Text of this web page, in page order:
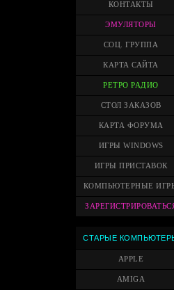
КОНТАКТЫ
ЭМУЛЯТОРЫ
СОЦ. ГРУППА
КАРТА САЙТА
РЕТРО РАДИО
СТОЛ ЗАКАЗОВ
КАРТА ФОРУМА
ИГРЫ WINDOWS
ИГРЫ ПРИСТАВОК
КОМПЬЮТЕРНЫЕ
СТАРЫЕ
APPLE
AMIGA